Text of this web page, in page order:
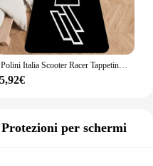
Polini Italia Scooter Racer Tappetino con stampa grafica zerbino in flanella per bagno cucina ingresso tappeto decorazioni per la casa
5,92€
Protezioni per schermi